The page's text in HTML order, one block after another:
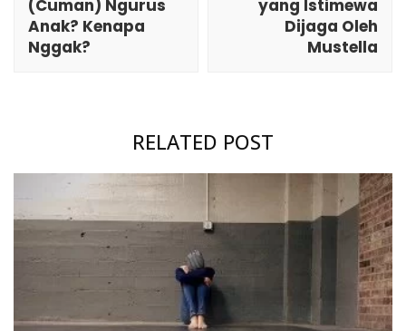
(Cuman) Ngurus
Anak? Kenapa
Nggak?
yang Istimewa
Dijaga Oleh
Mustella
RELATED POST